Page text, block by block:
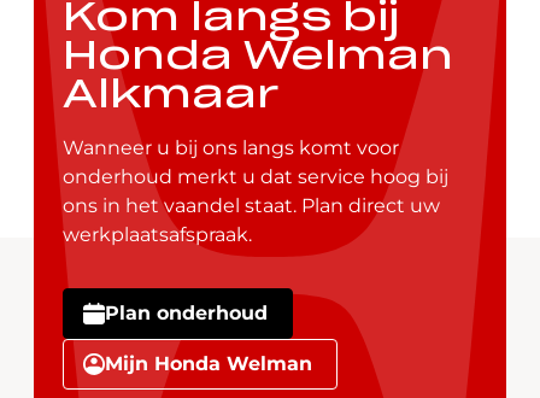
Kom langs bij
Honda Welman
Alkmaar
Wanneer u bij ons langs komt voor
onderhoud merkt u dat service hoog bij
ons in het vaandel staat. Plan direct uw
werkplaatsafspraak.
Plan onderhoud
Mijn Honda Welman